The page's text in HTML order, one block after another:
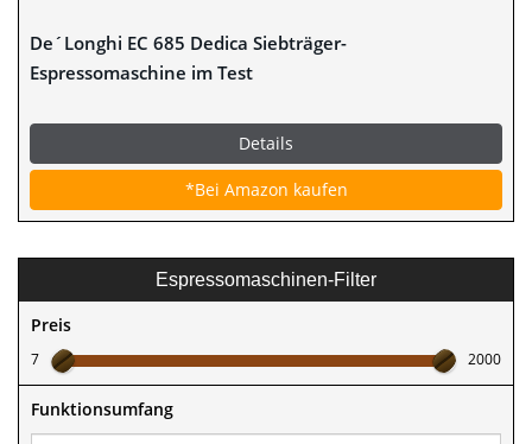
De´Longhi EC 685 Dedica Siebträger-
Espressomaschine im Test
Details
*Bei Amazon kaufen
Espressomaschinen-Filter
Preis
7 2000
Funktionsumfang